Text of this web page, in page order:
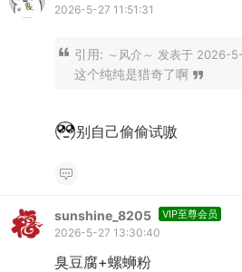
2026-5-27 11:51:31
引用: ～风介～ 发表于 2026-
这个纯纯是猎奇了啊
别自己偷偷试嗷
sunshine_8205 VIP至尊会员
2026-5-27 13:30:40
臭豆腐+螺蛳粉